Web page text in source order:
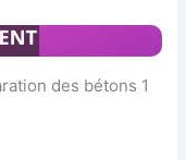
des bétons 1